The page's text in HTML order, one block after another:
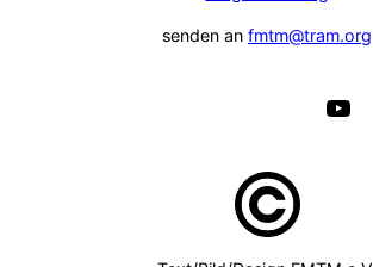
senden an fmtm@tram.org
YouTube